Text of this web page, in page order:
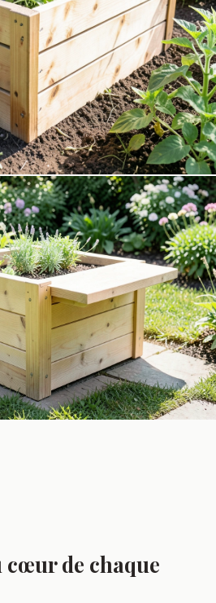
en bois naturel pour votre
de chaque